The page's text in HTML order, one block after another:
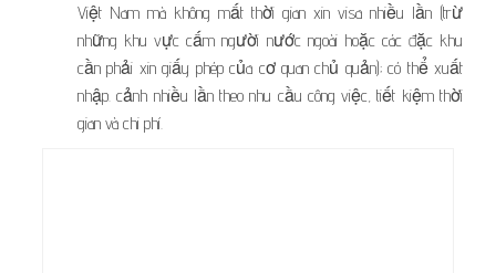
Việt Nam mà không mất thời gian xin visa nhiều lần (trừ
những khu vực cấm người nước ngoài hoặc các đặc khu
cần phải xin giấy phép của cơ quan chủ quản); có thể xuất
nhập. cảnh nhiều lần theo nhu cầu công việc, tiết kiệm thời
gian và chi phí.